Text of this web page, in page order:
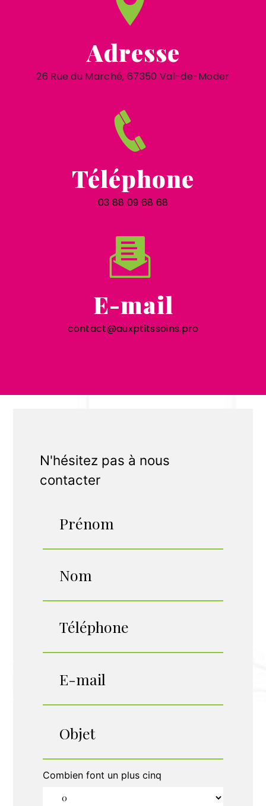
Adresse
26 Rue du Marché, 67350 Val-de-Moder
Téléphone
03 88 09 68 68
E-mail
contact@auxptitssoins.pro
N'hésitez pas à nous
contacter
Combien font un plus cinq